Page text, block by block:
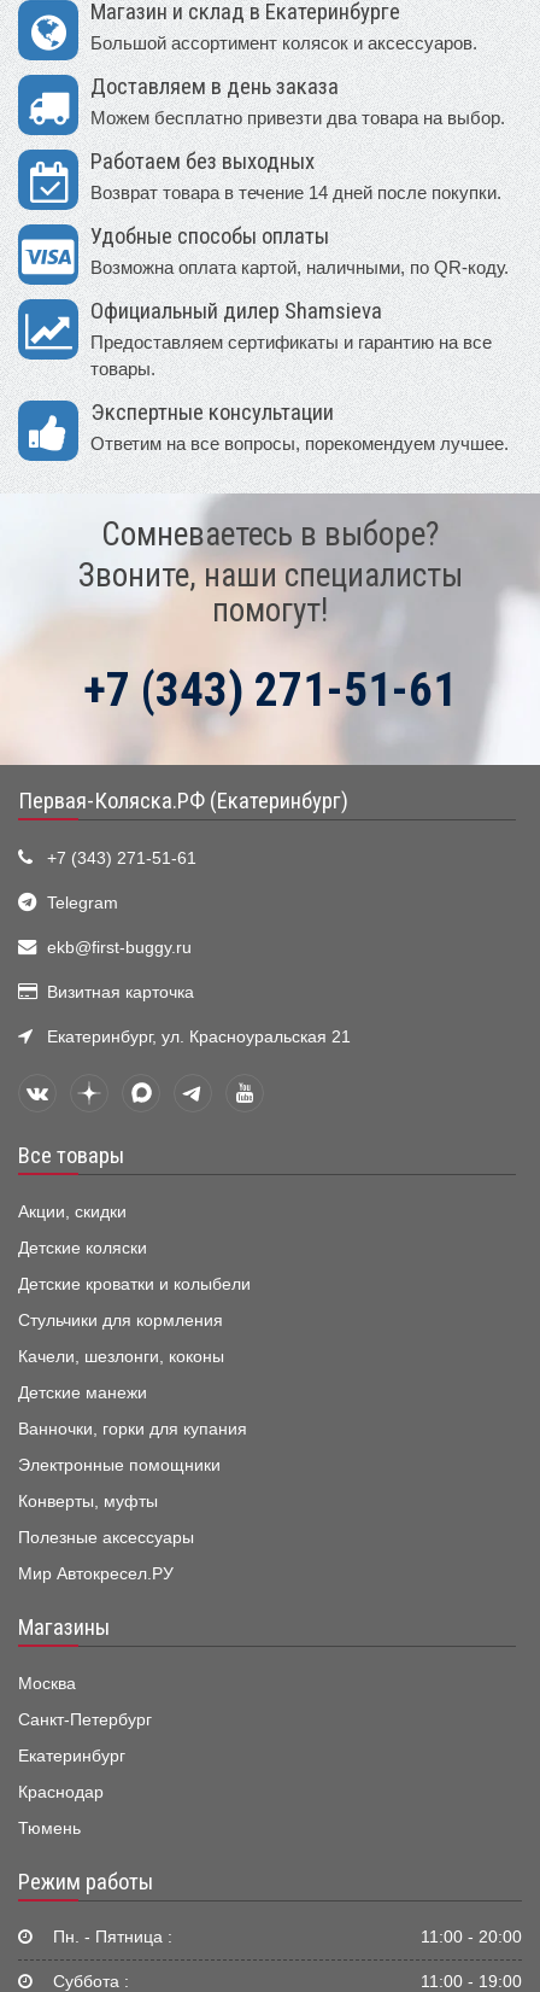
Магазин и склад в Екатеринбурге
Большой ассортимент колясок и аксессуаров.
Доставляем в день заказа
Можем бесплатно привезти два товара на выбор.
Работаем без выходных
Возврат товара в течение 14 дней после покупки.
Удобные способы оплаты
Возможна оплата картой, наличными, по QR-коду.
Официальный дилер Shamsieva
Предоставляем сертификаты и гарантию на все
товары.
Экспертные консультации
Ответим на все вопросы, порекомендуем лучшее.
Сомневаетесь в выборе?
Звоните, наши специалисты
помогут!
+7 (343) 271-51-61
Первая-Коляска.РФ (Екатеринбург)
+7 (343) 271-51-61
Telegram
ekb@first-buggy.ru
Визитная карточка
Екатеринбург, ул. Красноуральская 21
Все товары
Акции, скидки
Детские коляски
Детские кроватки и колыбели
Стульчики для кормления
Качели, шезлонги, коконы
Детские манежи
Ванночки, горки для купания
Электронные помощники
Конверты, муфты
Полезные аксессуары
Мир Автокресел.РУ
Магазины
Москва
Санкт-Петербург
Екатеринбург
Краснодар
Тюмень
Режим работы
Пн. - Пятница : 11:00 - 20:00
Суббота : 11:00 - 19:00